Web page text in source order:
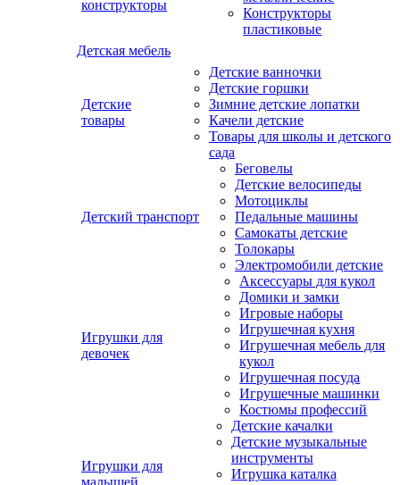
конструкторы
Конструкторы
пластиковые
Детская мебель
Детские
товары
Детские ванночки
Детские горшки
Зимние детские лопатки
Качели детские
Товары для школы и детского
сада
Детский транспорт
Беговелы
Детские велосипеды
Мотоциклы
Педальные машины
Самокаты детские
Толокары
Электромобили детские
Игрушки для
девочек
Аксессуары для кукол
Домики и замки
Игровые наборы
Игрушечная кухня
Игрушечная мебель для
кукол
Игрушечная посуда
Игрушечные машинки
Костюмы профессий
Игрушки для
малышей
Детские качалки
Детские музыкальные
инструменты
Игрушка каталка